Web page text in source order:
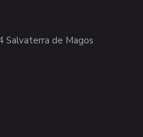
Salvaterra de Magos